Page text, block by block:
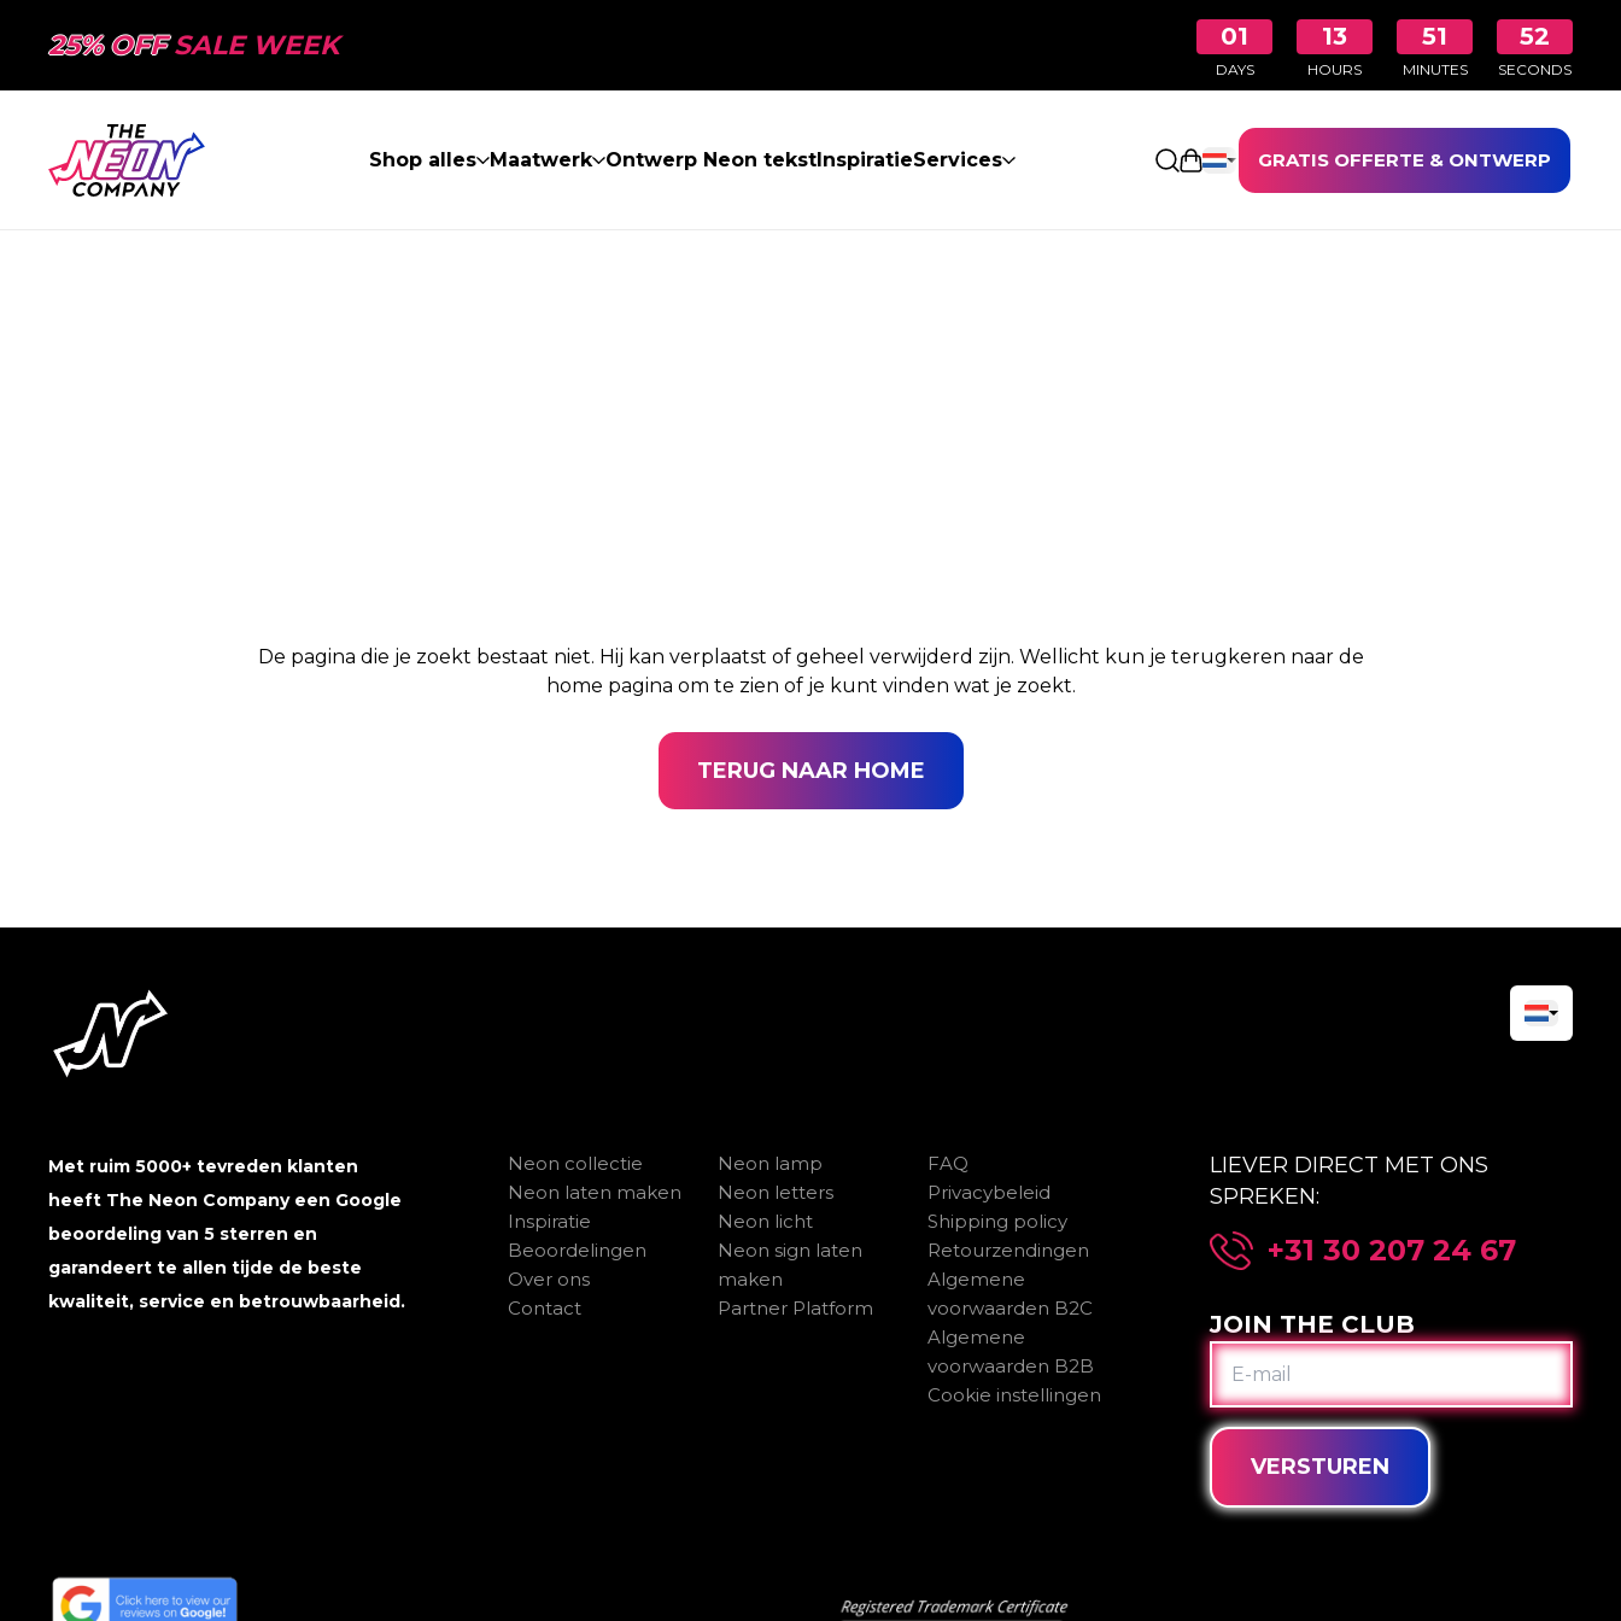
25% OFFSALE WEEK 01
DAYS
13
HOURS
51
MINUTES
52
SECONDS
Shop alles Maatwerk Ontwerp Neon tekstInspiratieServices Winkelwagen openen
GRATIS OFFERTE & ONTWERP
De pagina die je zoekt bestaat niet. Hij kan verplaatst of geheel verwijderd zijn. Wellicht kun je terugkeren naar de
home pagina om te zien of je kunt vinden wat je zoekt.
TERUG NAAR HOME
Met ruim 5000+ tevreden klanten
heeft The Neon Company een Google
beoordeling van 5 sterren en
garandeert te allen tijde de beste
kwaliteit, service en betrouwbaarheid.
Neon collectie
Neon laten maken
Inspiratie
Beoordelingen
Over ons
Contact
Neon lamp
Neon letters
Neon licht
Neon sign laten
maken
Partner Platform
FAQ
Privacybeleid
Shipping policy
Retourzendingen
Algemene
voorwaarden B2C
Algemene
voorwaarden B2B
Cookie instellingen
LIEVER DIRECT MET ONS
SPREKEN:
+31 30 207 24 67
JOIN THE CLUB
E-
MAIL
VERSTUREN